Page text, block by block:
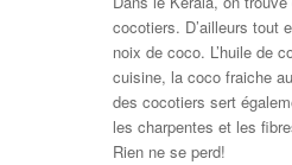
cocotiers. D’ailleurs tout
noix de coco. L’huile de
cuisine, la coco fraiche
des cocotiers sert
les charpentes et les
Rien ne se perd!